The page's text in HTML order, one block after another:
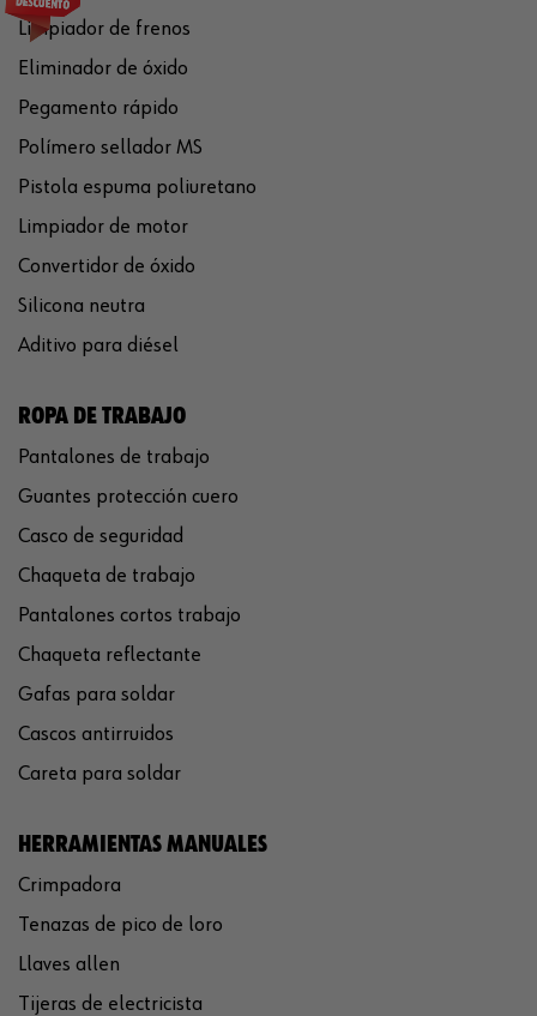
Limpiador de frenos
Eliminador de óxido
Pegamento rápido
Polímero sellador MS
Pistola espuma poliuretano
Limpiador de motor
Convertidor de óxido
Silicona neutra
Aditivo para diésel
ROPA DE TRABAJO
Pantalones de trabajo
Guantes protección cuero
Casco de seguridad
Chaqueta de trabajo
Pantalones cortos trabajo
Chaqueta reflectante
Gafas para soldar
Cascos antirruidos
Careta para soldar
HERRAMIENTAS MANUALES
Crimpadora
Tenazas de pico de loro
Llaves allen
Tijeras de electricista